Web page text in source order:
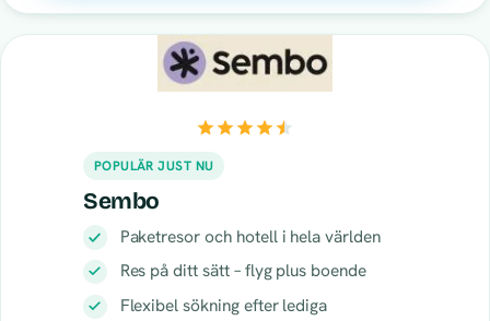
POPULÄR JUST NU
Sembo
Paketresor och hotell i hela världen
Res på ditt sätt – flyg plus boende
Flexibel sökning efter lediga